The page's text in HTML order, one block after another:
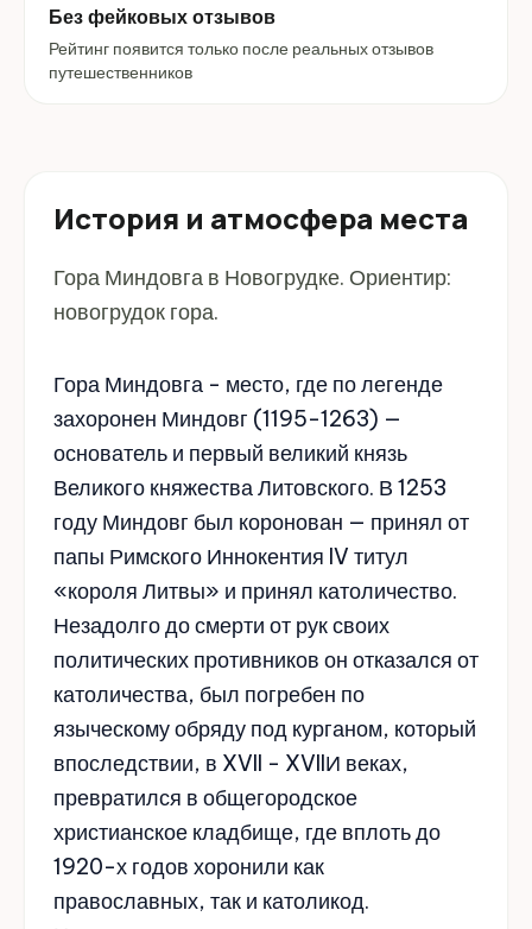
Без фейковых отзывов
Рейтинг появится только после реальных отзывов
путешественников
История и атмосфера места
Гора Миндовга в Новогрудке. Ориентир:
новогрудок гора.
Гора Миндовга - место, где по легенде
захоронен Миндовг (1195-1263) —
основатель и первый великий князь
Великого княжества Литовского. В 1253
году Миндовг был коронован — принял от
папы Римского Иннокентия IV титул
«короля Литвы» и принял католичество.
Незадолго до смерти от рук своих
политических противников он отказался от
католичества, был погребен по
языческому обряду под курганом, который
впоследствии, в XVII - XVIIИ веках,
превратился в общегородское
христианское кладбище, где вплоть до
1920-х годов хоронили как
православных, так и католикод.